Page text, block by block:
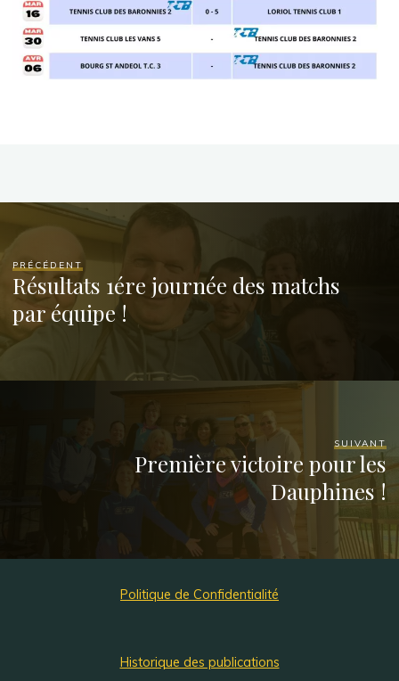
PRÉCÉDENT
Résultats 1ére journée des matchs
par équipe !
SUIVANT
Première victoire pour les
Dauphines !
Politique de Confidentialité
Historique des publications